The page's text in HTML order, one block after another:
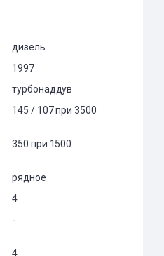
дизель
1997
турбонаддув
145 / 107 при 3500
350 при 1500
рядное
4
-
4